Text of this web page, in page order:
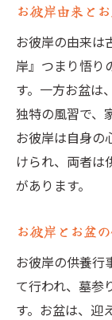
お彼岸由来と
お彼岸の由来は
岸』つまり悟り
す。一方お盆は
独特の風習で、
お彼岸は自身の
けられ、両者は
があります。
お彼岸とお盆
お彼岸の供養行
て行われ、墓参
す。お盆は、迎